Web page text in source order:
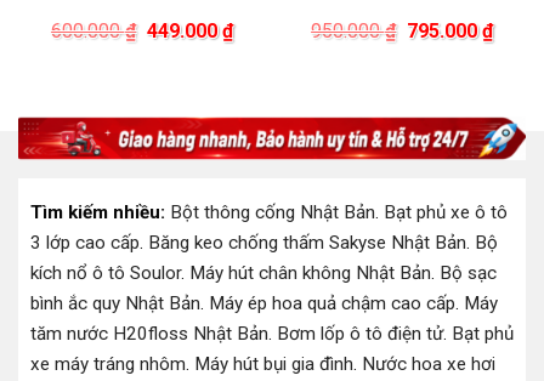
600.000₫ Giá
449.000₫Giá
hiện
950.000₫ Giá
795.000₫Giá
hiện
₫.
Tìm kiếm nhiều: Bột thông cống Nhật Bản Bạt phủ xe ô tô
3 lớp cao cấp Băng keo chống thấm Sakyse Nhật Bản Bộ
kích nổ ô tô Soulor. Máy hút chân không Nhật Bản Bộ sạc
bình ắc quy Nhật Bản Máy ép hoa quả chậm cao cấp Máy
tăm nước H20floss Nhật Bản Bơm lốp ô tô điện tử. Bạt phủ
xe máy tráng nhôm Máy hút bụi gia đình Nước hoa xe hơi